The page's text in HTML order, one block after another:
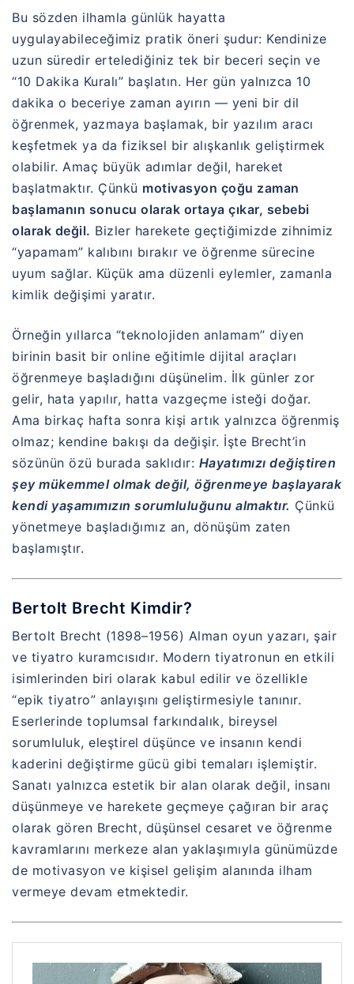
Bu sözden ilhamla günlük hayatta
uygulayabileceğimiz pratik öneri şudur: Kendinize
uzun süredir ertelediğiniz tek bir beceri seçin ve
“10 Dakika Kuralı” başlatın. Her gün yalnızca 10
dakika o beceriye zaman ayırın — yeni bir dil
öğrenmek, yazmaya başlamak, bir yazılım aracı
keşfetmek ya da fiziksel bir alışkanlık geliştirmek
olabilir. Amaç büyük adımlar değil, hareket
başlatmaktır. Çünkü motivasyon çoğu zaman
başlamanın sonucu olarak ortaya çıkar, sebebi
olarak değil. Bizler harekete geçtiğimizde zihnimiz
“yapamam” kalıbını bırakır ve öğrenme sürecine
uyum sağlar. Küçük ama düzenli eylemler, zamanla
kimlik değişimi yaratır.
Örneğin yıllarca “teknolojiden anlamam” diyen
birinin basit bir online eğitimle dijital araçları
öğrenmeye başladığını düşünelim. İlk günler zor
gelir, hata yapılır, hatta vazgeçme isteği doğar.
Ama birkaç hafta sonra kişi artık yalnızca öğrenmiş
olmaz; kendine bakışı da değişir. İşte Brecht’in
sözünün özü burada saklıdır: Hayatımızı değiştiren
şey mükemmel olmak değil, öğrenmeye başlayarak
kendi yaşamımızın sorumluluğunu almaktır. Çünkü
yönetmeye başladığımız an, dönüşüm zaten
başlamıştır.
Bertolt Brecht Kimdir?
Bertolt Brecht (1898–1956) Alman oyun yazarı, şair
ve tiyatro kuramcısıdır. Modern tiyatronun en etkili
isimlerinden biri olarak kabul edilir ve özellikle
“epik tiyatro” anlayışını geliştirmesiyle tanınır.
Eserlerinde toplumsal farkındalık, bireysel
sorumluluk, eleştirel düşünce ve insanın kendi
kaderini değiştirme gücü gibi temaları işlemiştir.
Sanatı yalnızca estetik bir alan olarak değil, insanı
düşünmeye ve harekete geçmeye çağıran bir araç
olarak gören Brecht, düşünsel cesaret ve öğrenme
kavramlarını merkeze alan yaklaşımıyla günümüzde
de motivasyon ve kişisel gelişim alanında ilham
vermeye devam etmektedir.